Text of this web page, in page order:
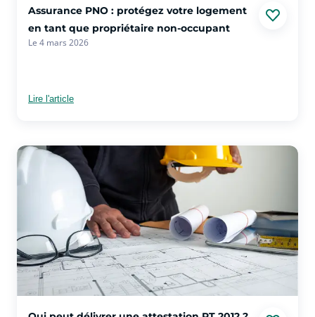
Assurance PNO : protégez votre logement
en tant que propriétaire non-occupant
Le 4 mars 2026
voir plus sur l'article Assurance PNO : protégez votre
Lire l'article
voir plus sur l'article Qui peut délivrer une attestation RT